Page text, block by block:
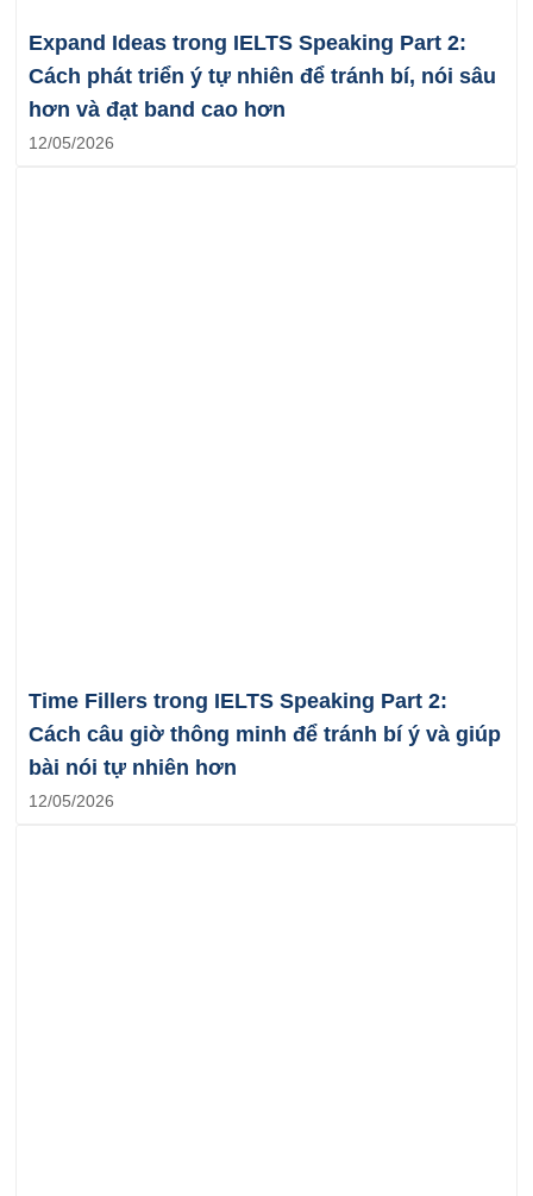
Expand Ideas trong IELTS Speaking Part 2:
Cách phát triển ý tự nhiên để tránh bí, nói sâu
hơn và đạt band cao hơn
12/05/2026
Time Fillers trong IELTS Speaking Part 2:
Cách câu giờ thông minh để tránh bí ý và giúp
bài nói tự nhiên hơn
12/05/2026